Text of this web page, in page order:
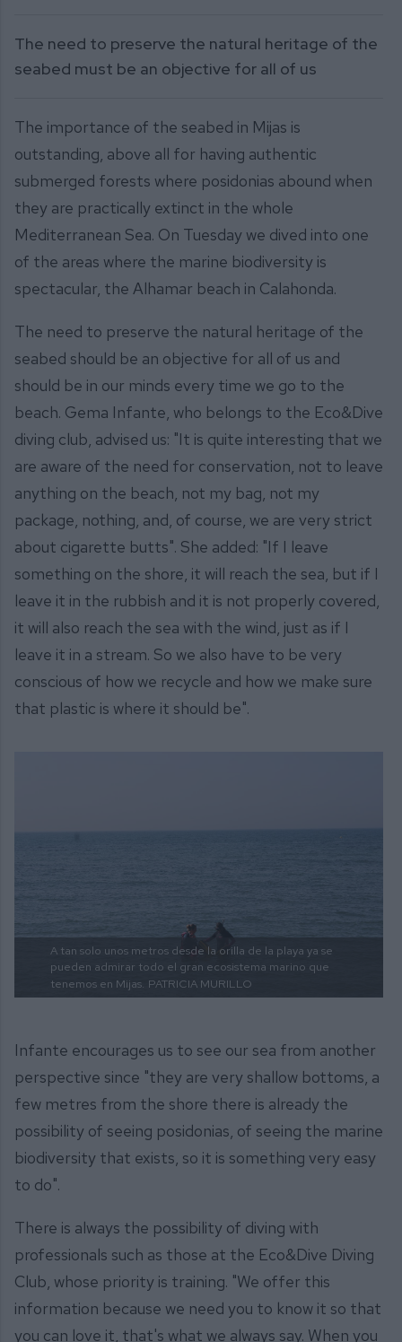
The need to preserve the natural heritage of the
seabed must be an objective for all of us
The importance of the seabed in Mijas is
outstanding, above all for having authentic
submerged forests where posidonias abound when
they are practically extinct in the whole
Mediterranean Sea. On Tuesday we dived into one
of the areas where the marine biodiversity is
spectacular, the Alhamar beach in Calahonda.
The need to preserve the natural heritage of the
seabed should be an objective for all of us and
should be in our minds every time we go to the
beach. Gema Infante, who belongs to the Eco&Dive
diving club, advised us: "It is quite interesting that we
are aware of the need for conservation, not to leave
anything on the beach, not my bag, not my
package, nothing, and, of course, we are very strict
about cigarette butts". She added: "If I leave
something on the shore, it will reach the sea, but if I
leave it in the rubbish and it is not properly covered,
it will also reach the sea with the wind, just as if I
leave it in a stream. So we also have to be very
conscious of how we recycle and how we make sure
that plastic is where it should be".
A tan solo unos metros desde la orilla de la playa ya se
pueden admirar todo el gran ecosistema marino que
tenemos en Mijas. PATRICIA MURILLO
Infante encourages us to see our sea from another
perspective since "they are very shallow bottoms, a
few metres from the shore there is already the
possibility of seeing posidonias, of seeing the marine
biodiversity that exists, so it is something very easy
to do".
There is always the possibility of diving with
professionals such as those at the Eco&Dive Diving
Club, whose priority is training. "We offer this
information because we need you to know it so that
you can love it, that's what we always say. When you